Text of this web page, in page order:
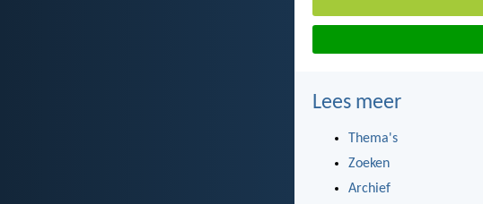
Lees meer
Thema's
Zoeken
Archief